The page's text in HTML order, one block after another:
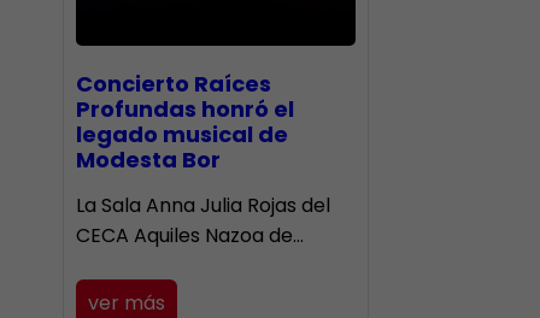
​Concierto Raíces
Profundas honró el
legado musical de
Modesta Bor
La Sala Anna Julia Rojas del
CECA Aquiles Nazoa de…
ver más